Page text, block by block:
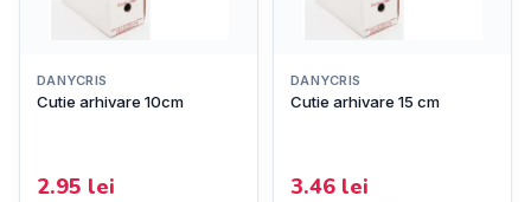
DANYCRIS
Cutie arhivare 10cm
2.95 lei
DANYCRIS
Cutie arhivare 15 cm
3.46 lei